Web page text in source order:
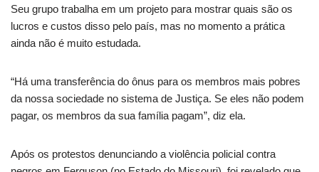
Seu grupo trabalha em um projeto para mostrar quais são os
lucros e custos disso pelo país, mas no momento a prática
ainda não é muito estudada.
“Há uma transferência do ônus para os membros mais pobres
da nossa sociedade no sistema de Justiça. Se eles não podem
pagar, os membros da sua família pagam”, diz ela.
Após os protestos denunciando a violência policial contra